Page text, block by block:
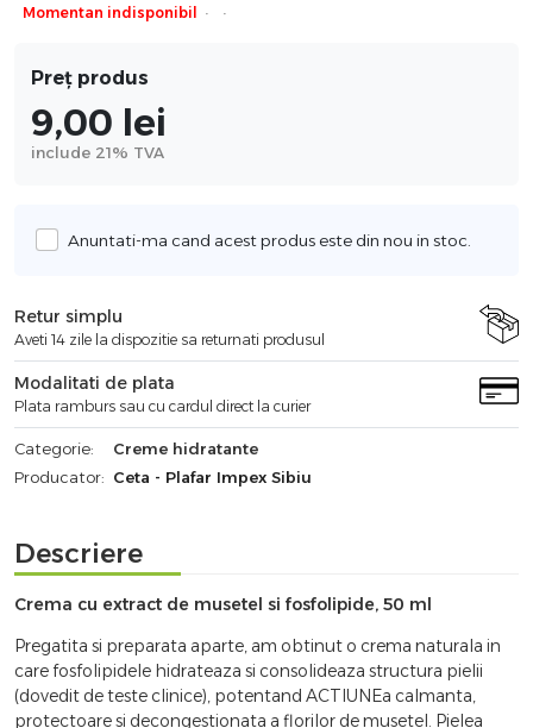
Momentan indisponibil · ·
Preț produs
9,00 lei
include 21% TVA
Anuntati-ma cand acest produs este din nou in stoc.
Retur simplu
Aveti 14 zile la dispozitie sa returnati produsul
Modalitati de plata
Plata ramburs sau cu cardul direct la curier
Categorie:
Creme hidratante
Producator: Ceta - Plafar Impex Sibiu
Descriere
Crema cu extract de musetel si fosfolipide, 50 ml
Pregatita si preparata aparte, am obtinut o crema naturala in
care fosfolipidele hidrateaza si consolideaza structura pielii
(dovedit de teste clinice), potentand ACTIUNEa calmanta,
protectoare si decongestionata a florilor de musetel. Pielea